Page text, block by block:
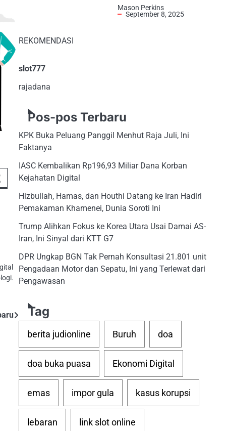
Mason Perkins
September 8, 2025
REKOMENDASI
slot777
rajadana
Pos-pos Terbaru
KPK Buka Peluang Panggil Menhut Raja Juli, Ini
Faktanya
IASC Kembalikan Rp196,93 Miliar Dana Korban
Kejahatan Digital
Hizbullah, Hamas, dan Houthi Datang ke Iran Hadiri
Pemakaman Khamenei, Dunia Soroti Ini
Trump Alihkan Fokus ke Korea Utara Usai Damai AS-
Iran, Ini Sinyal dari KTT G7
DPR Ungkap BGN Tak Pernah Konsultasi 21.801 unit
Pengadaan Motor dan Sepatu, Ini yang Terlewat dari
Pengawasan
Tag
berita judionline Buruh doa
doa buka puasa Ekonomi Digital
emas impor gula kasus korupsi
lebaran link slot online